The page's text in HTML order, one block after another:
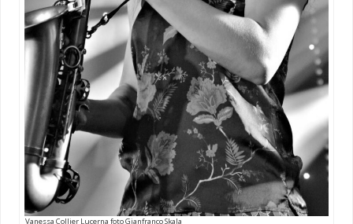
Vanessa Collier Lucerna foto Gianfranco Skala